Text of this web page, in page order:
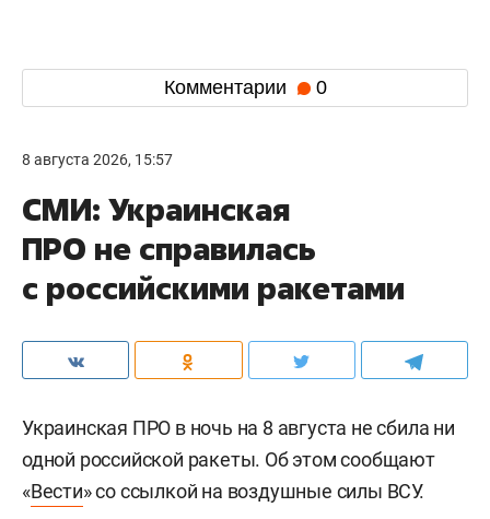
Комментарии 0
8 августа 2026, 15:57
СМИ: Украинская
ПРО не справилась
с российскими ракетами
Украинская ПРО в ночь на 8 августа не сбила ни
одной российской ракеты. Об этом сообщают
«Вести» со ссылкой на воздушные силы ВСУ.